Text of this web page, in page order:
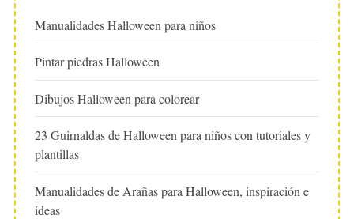
Manualidades Halloween para niños
Pintar piedras Halloween
Dibujos Halloween para colorear
23 Guirnaldas de Halloween para niños con tutoriales y
plantillas
Manualidades de Arañas para Halloween, inspiración e
ideas